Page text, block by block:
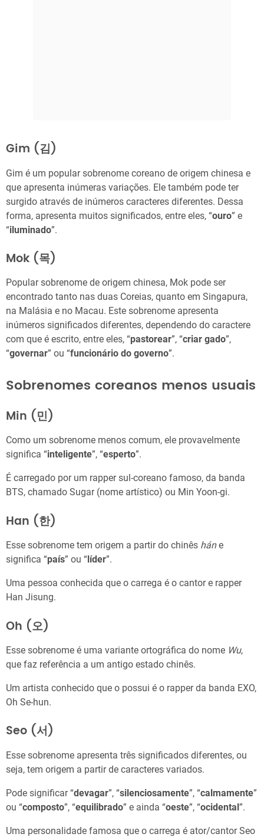
Gim (김)
Gim é um popular sobrenome coreano de origem chinesa e
que apresenta inúmeras variações. Ele também pode ter
surgido através de inúmeros caracteres diferentes. Dessa
forma, apresenta muitos significados, entre eles, “ouro” e
“iluminado”.
Mok (목)
Popular sobrenome de origem chinesa, Mok pode ser
encontrado tanto nas duas Coreias, quanto em Singapura,
na Malásia e no Macau. Este sobrenome apresenta
inúmeros significados diferentes, dependendo do caractere
com que é escrito, entre eles, “pastorear”, “criar gado”,
“governar” ou “funcionário do governo”.
Sobrenomes coreanos menos usuais
Min (민)
Como um sobrenome menos comum, ele provavelmente
significa “inteligente”, “esperto”.
É carregado por um rapper sul-coreano famoso, da banda
BTS, chamado Sugar (nome artístico) ou Min Yoon-gi.
Han (한)
Esse sobrenome tem origem a partir do chinês háne
significa “país” ou “líder”.
Uma pessoa conhecida que o carrega é o cantor e rapper
Han Jisung.
Oh (오)
Esse sobrenome é uma variante ortográfica do nome Wu,
que faz referência a um antigo estado chinês.
Um artista conhecido que o possui é o rapper da banda EXO,
Oh Se-hun.
Seo (서)
Esse sobrenome apresenta três significados diferentes, ou
seja, tem origem a partir de caracteres variados.
Pode significar “devagar”, “silenciosamente”, “calmamente”
ou “composto”, “equilibrado” e ainda “oeste”, “ocidental”.
Uma personalidade famosa que o carrega é ator/cantor Seo